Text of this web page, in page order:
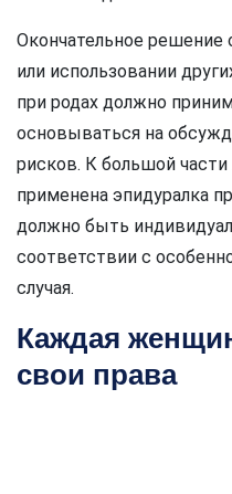
Окончательное решение
или использовании
при родах должно
основываться на
рисков. К большой
применена эпидуралка
должно быть
соответствии с
случая.
Каждая
свои права